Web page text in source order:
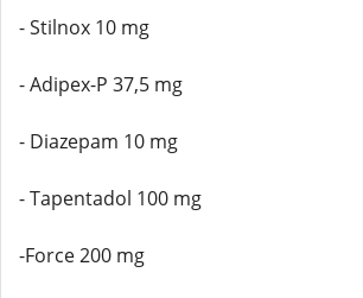
- Stilnox 10 mg
- Adipex-P 37,5 mg
- Diazepam 10 mg
- Tapentadol 100 mg
-Force 200 mg